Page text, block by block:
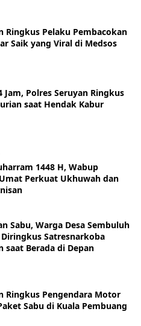
Ringkus Pelaku Pembacokan
Saik yang Viral di Medsos
Jam, Polres Seruyan Ringkus
saat Hendak Kabur
1448 H, Wabup
Perkuat Ukhuwah dan
Sabu, Warga Desa Sembuluh
Satresnarkoba
saat Berada di Depan
Ringkus Pengendara Motor
Sabu di Kuala Pembuang